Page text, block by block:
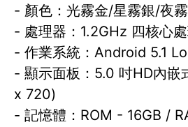
- 顏色：光霧金/星霧銀/夜
- 處理器：1.2GHz 四核心
- 作業系統：Android 5.1
- 顯示面板：5.0 吋HD內嵌
x 720)
- 記憶體：ROM - 16GB /